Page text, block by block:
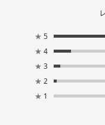
★ 5
★ 4
★ 3
★ 2
★ 1